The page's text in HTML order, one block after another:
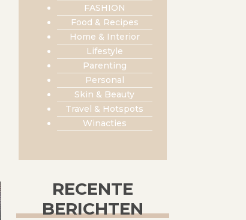
FASHION
Food & Recipes
Home & Interior
Lifestyle
Parenting
Personal
Skin & Beauty
Travel & Hotspots
Winacties
RECENTE
BERICHTEN